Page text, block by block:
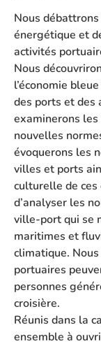
Nous
énergétique et
activités
Nous
l’économie
des ports et des
examinerons
nouvelles
évoquerons les
villes et ports
culturelle de ces
d’analyser les
ville-port qui se
maritimes et
climatique.
portuaires
personnes
croisière.
Réunis dans la
ensemble à